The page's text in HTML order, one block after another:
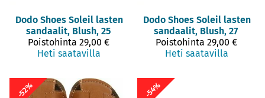
Dodo Shoes Soleil lasten
sandaalit, Blush, 25
Poistohinta 29,00 €
Heti saatavilla
Dodo Shoes Soleil lasten
sandaalit, Blush, 27
Poistohinta 29,00 €
Heti saatavilla
-52% -54%